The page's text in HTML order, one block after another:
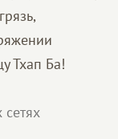
Тхап Ба!